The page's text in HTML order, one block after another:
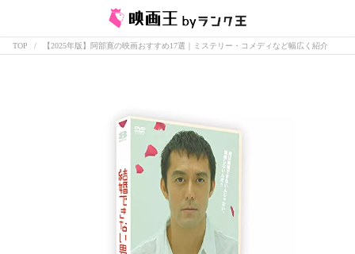
TOP 【2025年版】阿部寛の映画おすすめ17選｜ミステリー・コメディなど幅広く紹介